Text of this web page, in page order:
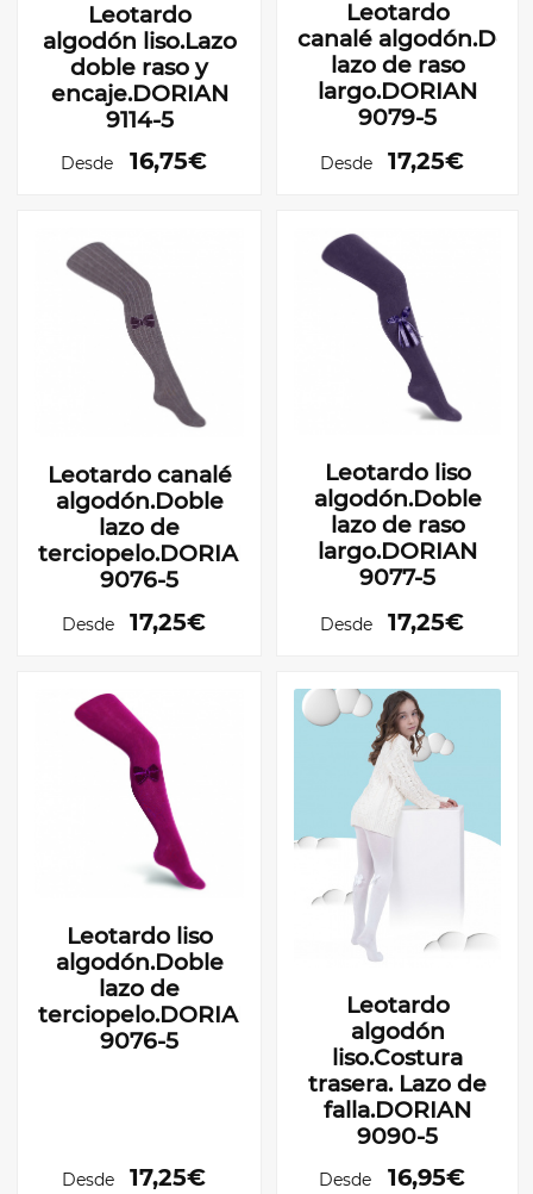
Leotardo
algodón liso.Lazo
doble raso y
encaje.DORIAN
9114-5
Desde 16,75€
Leotardo
canalé
lazo de raso
largo.DORIAN
9079-5
Desde 17,25€
Leotardo canalé
algodón.Doble
lazo de
terciopelo.DORIAN
9076-5
Desde 17,25€
Leotardo liso
algodón.Doble
lazo de raso
largo.DORIAN
9077-5
Desde 17,25€
Leotardo liso
algodón.Doble
lazo de
terciopelo.DORIAN
9076-5
Desde 17,25€
Leotardo
algodón
liso.Costura
trasera. Lazo de
falla.DORIAN
9090-5
Desde 16,95€